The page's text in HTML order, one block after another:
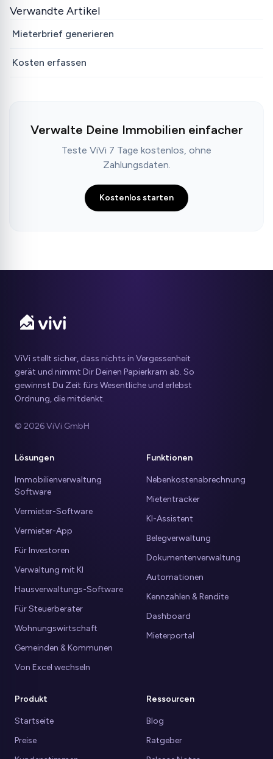
Verwandte Artikel
Mieterbrief generieren
Kosten erfassen
Verwalte Deine Immobilien einfacher
Teste ViVi 7 Tage kostenlos, ohne
Zahlungsdaten.
Kostenlos starten
ViVi stellt sicher, dass nichts in Vergessenheit
gerät und nimmt Dir Deinen Papierkram ab. So
gewinnst Du Zeit fürs Wesentliche und erlebst
Ordnung, die mitdenkt.
© 2026 ViVi GmbH
Produkt
Startseite
Preise
Funktionen
Nebenkostenabrechnung
Mietentracker
KI-Assistent
Belegverwaltung
Dokumentenverwaltung
Automationen
Kennzahlen & Rendite
Dashboard
Mieterportal
Lösungen
Immobilienverwaltung
Software
Vermieter-Software
Vermieter-App
Für Investoren
Verwaltung mit KI
Hausverwaltungs-Software
Für Steuerberater
Wohnungswirtschaft
Gemeinden & Kommunen
Von Excel wechseln
Ressourcen
Blog
Ratgeber